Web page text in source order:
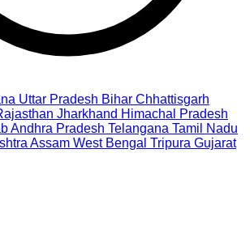
Uttar Pradesh Bihar Chhattisgarh
Jharkhand Himachal Pradesh
Andhra Pradesh Telangana Tamil Nadu
Assam West Bengal Tripura Gujarat